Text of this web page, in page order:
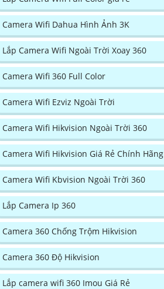
Camera Wifi Dahua Hình Ảnh 3K
Lắp Camera Wifi Ngoài Trời Xoay 360
Camera Wifi 360 Full Color
Camera Wifi Ezviz Ngoài Trời
Camera Wifi Hikvision Ngoài Trời 360
Camera Wifi Hikvision Giá Rẻ Chính Hãng
Camera Wifi Kbvision Ngoài Trời 360
Lắp Camera Ip 360
Camera 360 Chống Trộm Hikvision
Camera 360 Độ Hikvision
Lắp camera wifi 360 Imou Giá Rẻ